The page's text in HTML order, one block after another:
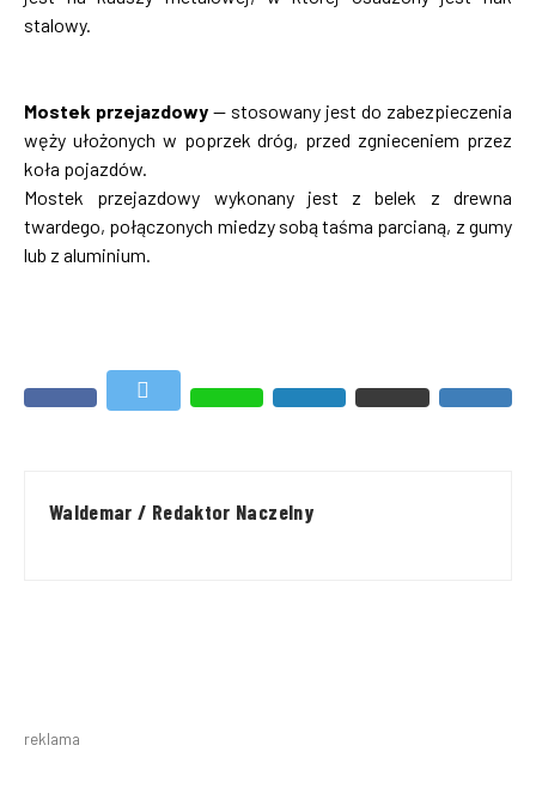
stalowy.
Mostek przejazdowy — stosowany jest do zabezpieczenia
węży ułożonych w poprzek dróg, przed zgnieceniem przez
koła pojazdów.
Mostek przejazdowy wykonany jest z belek z drewna
twardego, połączonych miedzy sobą taśma parcianą, z gumy
lub z aluminium.
Waldemar / Redaktor Naczelny
reklama